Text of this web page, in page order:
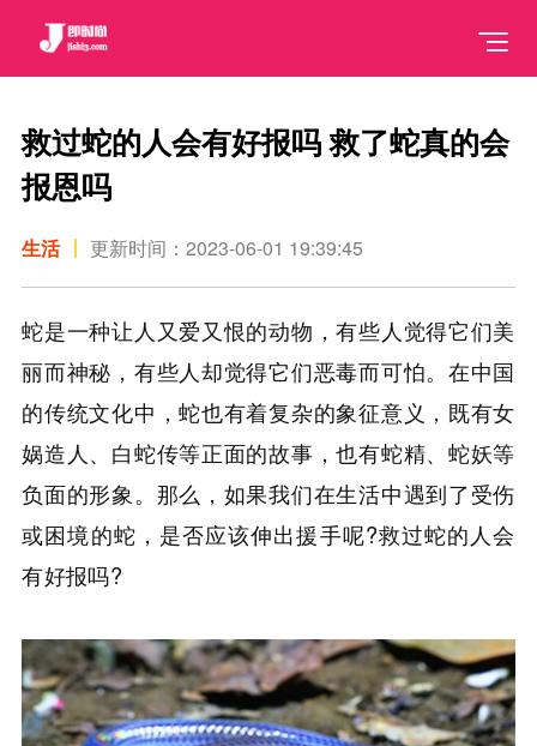
救过蛇的人会有好报吗 救了蛇真的会
报恩吗
生活 更新时间：2023-06-01 19:39:45
蛇是一种让人又爱又恨的动物，有些人觉得它们美
丽而神秘，有些人却觉得它们恶毒而可怕。在中国
的传统文化中，蛇也有着复杂的象征意义，既有女
娲造人、白蛇传等正面的故事，也有蛇精、蛇妖等
负面的形象。那么，如果我们在生活中遇到了受伤
或困境的蛇，是否应该伸出援手呢?救过蛇的人会
有好报吗?